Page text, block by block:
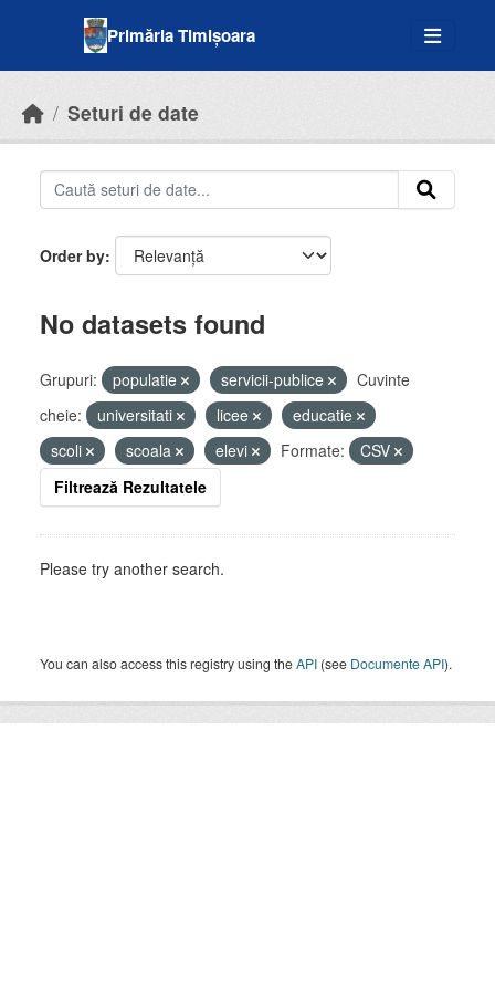
Primăria Timișoara
Seturi de date
Order by
No datasets found
Grupuri: populatie servicii-publice
Cuvinte
cheie:
universitati licee
educatie
scoli
scoala elevi Formate:
CSV
Filtrează Rezultatele
Please try another search.
You can also access this registry using theAPI (see Documente API).